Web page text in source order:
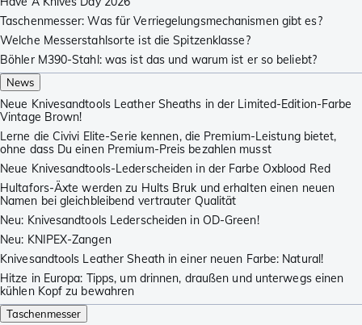
Taschenmesser: Was für Verriegelungsmechanismen gibt es?
Welche Messerstahlsorte ist die Spitzenklasse?
Böhler M390-Stahl: was ist das und warum ist er so beliebt?
News
Neue Knivesandtools Leather Sheaths in der Limited-Edition-Farbe
Vintage Brown!
Lerne die Civivi Elite-Serie kennen, die Premium-Leistung bietet,
ohne dass Du einen Premium-Preis bezahlen musst
Neue Knivesandtools-Lederscheiden in der Farbe Oxblood Red
Hultafors-Äxte werden zu Hults Bruk und erhalten einen neuen
Namen bei gleichbleibend vertrauter Qualität
Neu: Knivesandtools Lederscheiden in OD-Green!
Neu: KNIPEX-Zangen
Knivesandtools Leather Sheath in einer neuen Farbe: Natural!
Hitze in Europa: Tipps, um drinnen, draußen und unterwegs einen
kühlen Kopf zu bewahren
Taschenmesser